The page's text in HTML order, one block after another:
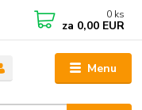
Menu
0 ks
za 0,00 EUR